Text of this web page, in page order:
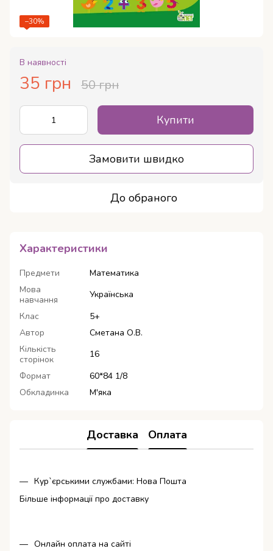
−30%
В наявності
35 грн 50 грн
Купити
Замовити швидко
До обраного
Характеристики
Предмети
Математика
Мова
навчання
Українська
Клас
5+
Автор
Сметана О.В.
Кількість
сторінок
16
Формат
60*84 1/8
Обкладинка
М'яка
Доставка Оплата
Кур`єрськими службами: Нова Пошта
Більше інформації про доставку
Онлайн оплата на сайті